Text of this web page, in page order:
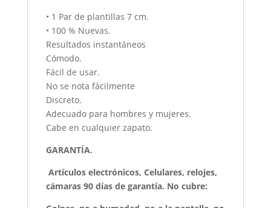
• 1 Par de plantillas 7 cm.
• 100 % Nuevas.
Resultados instantáneos
Cómodo.
Fácil de usar.
No se nota fácilmente
Discreto.
Adecuado para hombres y mujeres.
Cabe en cualquier zapato.
GARANTÍA.
Artículos electrónicos, Celulares, relojes,
cámaras 90 días de garantía. No cubre: